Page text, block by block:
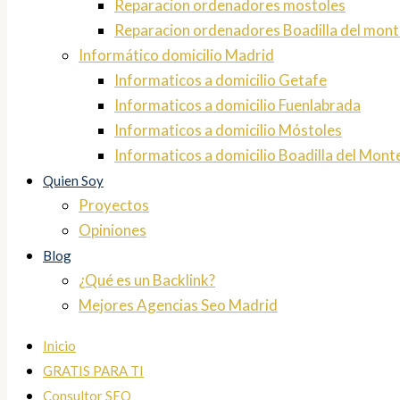
Reparacion ordenadores mostoles
Reparacion ordenadores Boadilla del
Informático domicilio Madrid
Informaticos a domicilio Getafe
Informaticos a domicilio Fuenlabrada
Informaticos a domicilio Móstoles
Informaticos a domicilio Boadilla del
Quien Soy
Proyectos
Opiniones
Blog
¿Qué es un Backlink?
Mejores Agencias Seo Madrid
Inicio
GRATIS PARA TI
Consultor SEO